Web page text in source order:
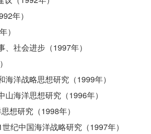
年）
）
社会进步（1997年）
洋战略思想研究（1999年）
海洋思想研究（1996年）
研究（1998年）
中国海洋战略研究（1997年）